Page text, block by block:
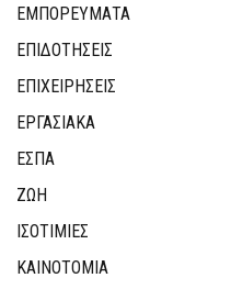
ΕΜΠΟΡΕΥΜΑΤΑ
ΕΠΙΔΟΤΗΣΕΙΣ
ΕΠΙΧΕΙΡΗΣΕΙΣ
ΕΡΓΑΣΙΑΚΑ
ΕΣΠΑ
ΖΩΗ
ΙΣΟΤΙΜΙΕΣ
ΚΑΙΝΟΤΟΜΊΑ